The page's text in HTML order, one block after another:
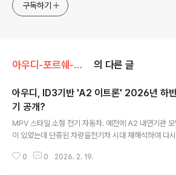
구독하기
아우디-포르쉐-폭스바겐그룹 의 다른 글
아우디, ID3기반 'A2 이트론' 2026년 하
기 공개?
MPV 스타일 소형 전기 자동차. 예전에 A2 내연기관 모
이 있었는데 단종된 차량을전기차 시대 재해석하여 다시
공 열쇠... https://www.autoevolution.com/news/2
0 0 2026. 2. 19.